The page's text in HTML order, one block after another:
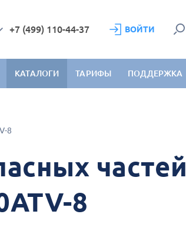
+7 (499) 110-44-37 ВОЙТИ
КАТАЛОГИ ТАРИФЫ ПОДДЕРЖКА
8
частей
8